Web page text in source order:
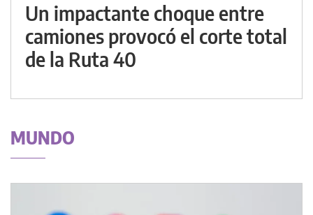
Un impactante choque entre
camiones provocó el corte total
de la Ruta 40
MUNDO